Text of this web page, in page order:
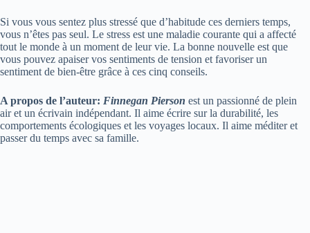
Si vous vous sentez plus stressé que d’habitude ces derniers temps,
vous n’êtes pas seul. Le stress est une maladie courante qui a affecté
tout le monde à un moment de leur vie. La bonne nouvelle est que
vous pouvez apaiser vos sentiments de tension et favoriser un
sentiment de bien-être grâce à ces cinq conseils.
A propos de l’auteur: Finnegan Pierson est un passionné de plein
air et un écrivain indépendant. Il aime écrire sur la durabilité, les
comportements écologiques et les voyages locaux. Il aime méditer et
passer du temps avec sa famille.